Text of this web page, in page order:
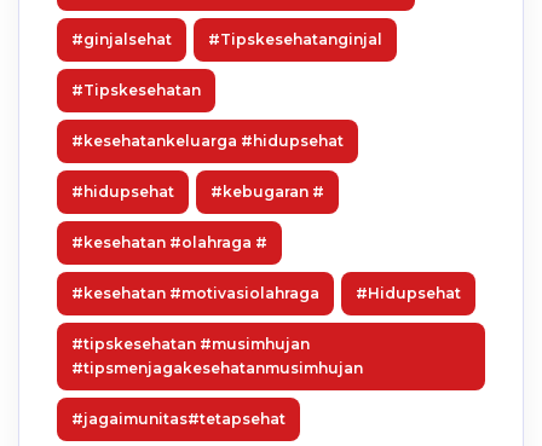
#ginjalsehat #Tipskesehatanginjal
#Tipskesehatan
#kesehatankeluarga #hidupsehat
#hidupsehat #kebugaran #
#kesehatan #olahraga #
#kesehatan #motivasiolahraga #Hidupsehat
#tipskesehatan #musimhujan
#tipsmenjagakesehatanmusimhujan
#jagaimunitas#tetapsehat